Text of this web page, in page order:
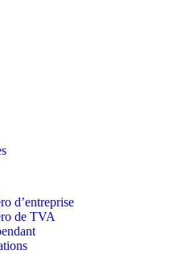
d’entreprise
de TVA